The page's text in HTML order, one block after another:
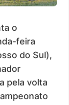
o
feira
do Sul),
pela volta